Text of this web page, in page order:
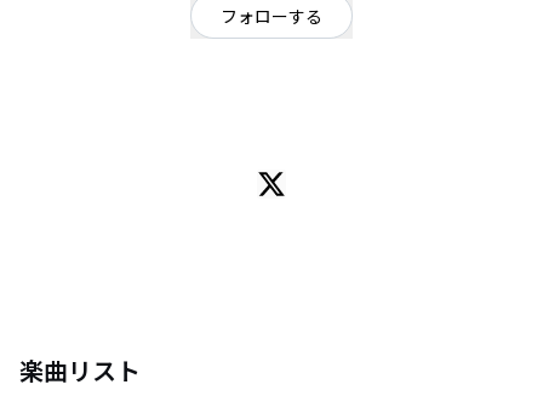
フォローする
楽曲リスト